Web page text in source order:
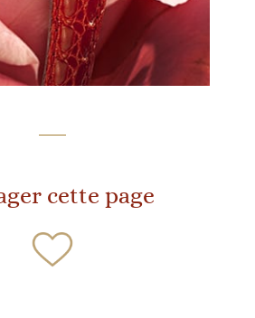
cette page